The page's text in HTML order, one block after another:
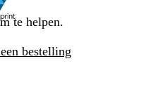
te helpen.
bestelling